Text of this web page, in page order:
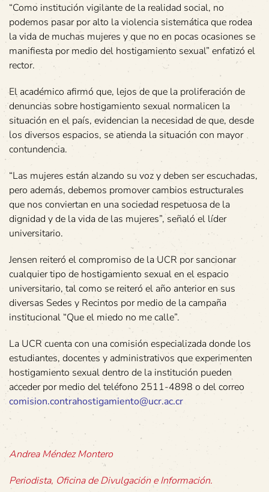
“Como institución vigilante de la realidad social, no
podemos pasar por alto la violencia sistemática que rodea
la vida de muchas mujeres y que no en pocas ocasiones se
manifiesta por medio del hostigamiento sexual” enfatizó el
rector.
El académico afirmó que, lejos de que la proliferación de
denuncias sobre hostigamiento sexual normalicen la
situación en el país, evidencian la necesidad de que, desde
los diversos espacios, se atienda la situación con mayor
contundencia.
“Las mujeres están alzando su voz y deben ser escuchadas,
pero además, debemos promover cambios estructurales
que nos conviertan en una sociedad respetuosa de la
dignidad y de la vida de las mujeres”, señaló el líder
universitario.
Jensen reiteró el compromiso de la UCR por sancionar
cualquier tipo de hostigamiento sexual en el espacio
universitario, tal como se reiteró el año anterior en sus
diversas Sedes y Recintos por medio de la campaña
institucional “Que el miedo no me calle”.
La UCR cuenta con una comisión especializada donde los
estudiantes, docentes y administrativos que experimenten
hostigamiento sexual dentro de la institución pueden
acceder por medio del teléfono 2511-4898 o del correo
comision.contrahostigamiento@ucr.ac.cr
Andrea Méndez Montero
Periodista, Oficina de Divulgación e Información.